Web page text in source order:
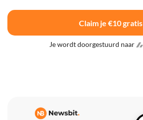
Claim je €10 gratis
Je wordt doorgestuurd naar